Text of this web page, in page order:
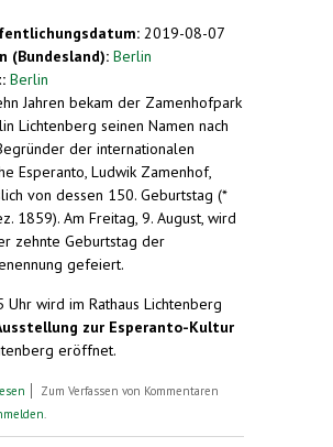
2019-08-07
(Bundesland): Berlin
Berlin
Jahren bekam der Zamenhofpark
Lichtenberg seinen Namen nach
der internationalen
Esperanto, Ludwik Zamenhof,
von dessen 150. Geburtstag (*
1859). Am Freitag, 9. August, wird
zehnte Geburtstag der
gefeiert.
Uhr wird im Rathaus Lichtenberg
zur Esperanto-Kultur
eröffnet.
über Zamenhofpark in Berlin-Lichtenberg
Eröffnung, Stadtspaziergang und Fest.
Freitag, 9. August 2019
Zum Verfassen von Kommentaren